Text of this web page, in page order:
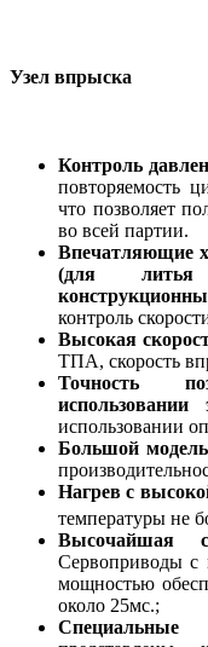
Узел впрыска
Контроль
повторяемость
что позволяет
во всей партии.
Впечатляющие
(для литья
контроль
Высокая
ТПА, скорость
Точность
использовании
Большой
Нагрев с
температуры не
Высочайшая
Сервоприводы
мощностью
около 25мс.;